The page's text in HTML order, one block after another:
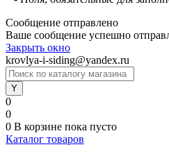
Сообщение отправлено
Ваше сообщение успешно
Закрыть окно
krovlya-i-siding@yandex.ru
0
0
0 В корзине пока пусто
Каталог товаров